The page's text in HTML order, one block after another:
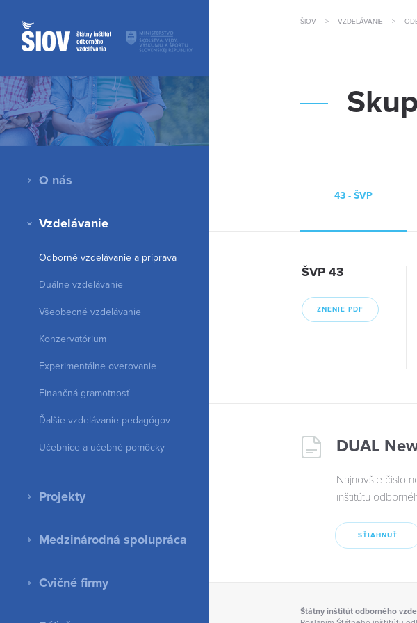
O nás
Vzdelávanie
Odborné vzdelávanie a príprava
Duálne vzdelávanie
Všeobecné vzdelávanie
Konzervatórium
Experimentálne overovanie
Finančná gramotnosť
Ďalšie vzdelávanie pedagógov
Učebnice a učebné pomôcky
Projekty
Medzinárodná spolupráca
Cvičné firmy
ŠIOV > VZDELÁVANIE >
43 - ŠVP
ŠVP 43
ZNENIE PDF
DUAL
Najnovšie čislo
inštitútu
SŤIAHNUŤ
Štátny inštitút odborného